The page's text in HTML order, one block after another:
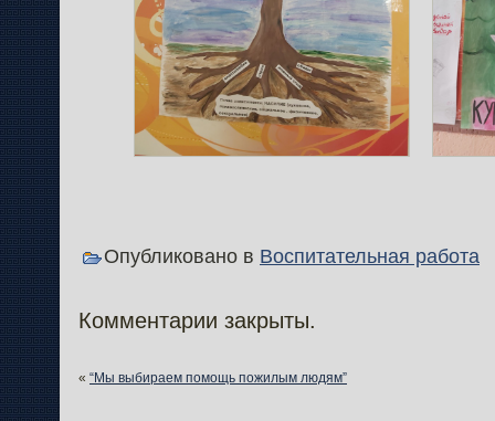
Опубликовано в Воспитательная работа
Комментарии закрыты.
« “Мы выбираем помощь пожилым людям”